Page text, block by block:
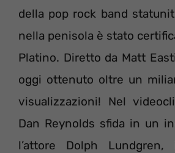
della pop rock band
nella penisola è stato
Platino. Diretto da Matt
oggi ottenuto oltre un
visualizzazioni! Nel
Dan Reynolds sfida in un
l’attore Dolph Lundgren,